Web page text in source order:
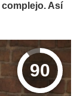
Así
90